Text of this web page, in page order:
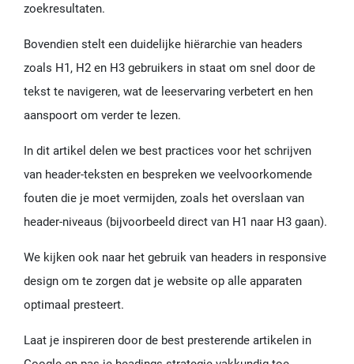
zoekresultaten.
Bovendien stelt een duidelijke hiërarchie van headers
zoals H1, H2 en H3 gebruikers in staat om snel door de
tekst te navigeren, wat de leeservaring verbetert en hen
aanspoort om verder te lezen.
In dit artikel delen we best practices voor het schrijven
van header-teksten en bespreken we veelvoorkomende
fouten die je moet vermijden, zoals het overslaan van
header-niveaus (bijvoorbeeld direct van H1 naar H3 gaan).
We kijken ook naar het gebruik van headers in responsive
design om te zorgen dat je website op alle apparaten
optimaal presteert.
Laat je inspireren door de best presterende artikelen in